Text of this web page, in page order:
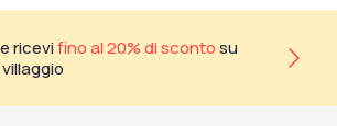
ricevifino al 20% di scontosu